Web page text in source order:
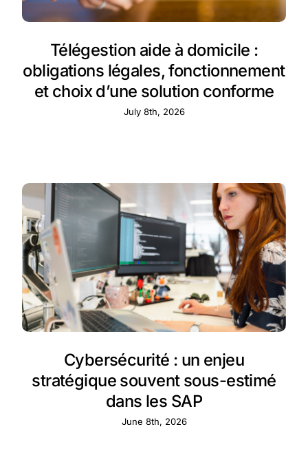
Télégestion aide à domicile :
obligations légales, fonctionnement
et choix d’une solution conforme
July 8th, 2026
Cybersécurité : un enjeu
stratégique souvent sous-estimé
dans les SAP
June 8th, 2026